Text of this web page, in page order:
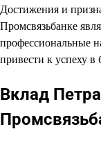
Достижения и
Промсвязьбанке
профессиональные
привести к успеху в
Вклад